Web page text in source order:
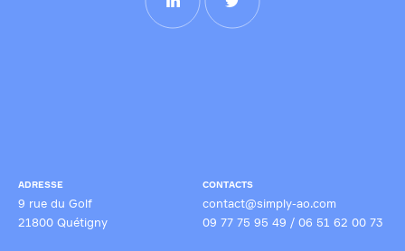
ADRESSE
9 rue du Golf
21800 Quétigny
CONTACTS
contact@simply-ao.com
09 77 75 95 49 / 06 51 62 00 73